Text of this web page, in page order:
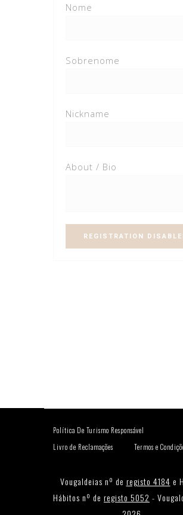
Nome
Sobrenome
Nickname
About / Bio
Política De Turismo Responsável
Livro de Reclamações
Termos e
Vougaldeias nº de registo 4184 e
Hábitos nº de registo 5052 -